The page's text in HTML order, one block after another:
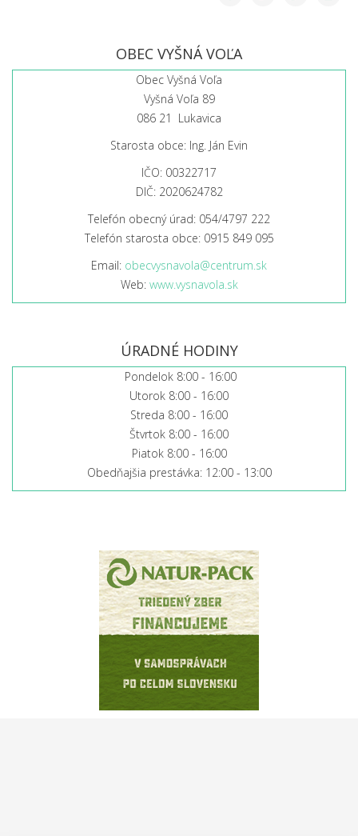
OBEC VYŠNÁ VOĽA
Obec Vyšná Voľa
Vyšná Voľa 89
086 21 Lukavica
Starosta obce: Ing. Ján Evin
IČO: 00322717
DIČ: 2020624782
Telefón obecný úrad: 054/4797 222
Telefón starosta obce: 0915 849 095
Email: obecvysnavola@centrum.sk
Web: www.vysnavola.sk
ÚRADNÉ HODINY
Pondelok 8:00 - 16:00
Utorok 8:00 - 16:00
Streda 8:00 - 16:00
Štvrtok 8:00 - 16:00
Piatok 8:00 - 16:00
Obedňajšia prestávka: 12:00 - 13:00